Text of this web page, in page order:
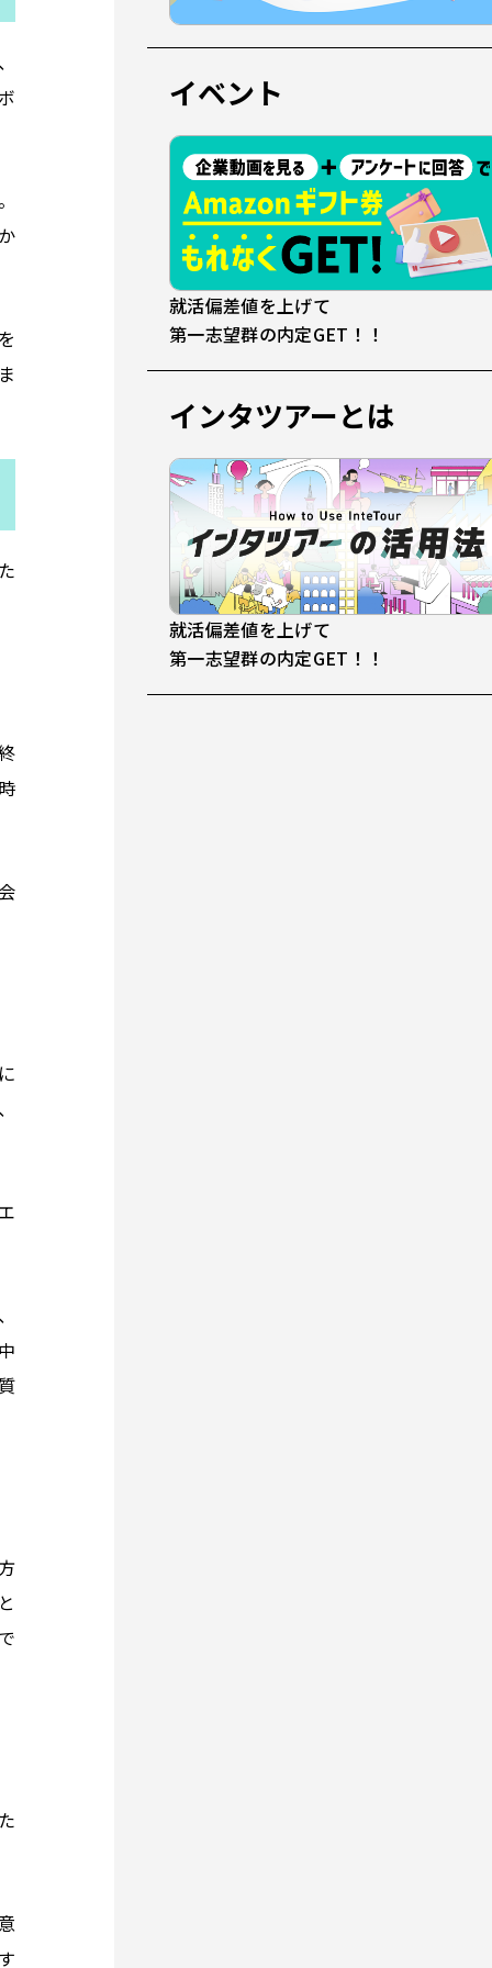
イベント
就活偏差値を上げて
第一志望群の内定GET！！
インタツアーとは
就活偏差値を上げて
第一志望群の内定GET！！